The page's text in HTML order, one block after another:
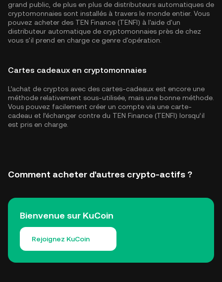
grand public, de plus en plus de distributeurs automatiques de
cryptomonnaies sont installés à travers le monde entier. Vous
pouvez acheter des TEN Finance (TENFI) à l'aide d'un
distributeur automatique de cryptomonnaies près de chez
vous s'il prend en charge ce genre d'opération.
Cartes cadeaux en cryptomonnaies
L’achat de cryptos avec des cartes-cadeaux est encore une
méthode relativement sous-utilisée, mais une bonne méthode.
Vous pouvez facilement créer un compte via une carte-
cadeau et l’échanger contre du TEN Finance (TENFI) lorsqu’il
est pris en charge.
Comment acheter d'autres crypto-actifs ?
Bienvenue sur KuCoin
Rejoignez KuCoin